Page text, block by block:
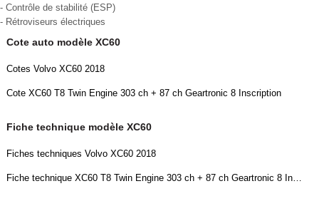
- Contrôle de stabilité (ESP)
- Rétroviseurs électriques
Cote auto modèle XC60
Cotes Volvo XC60 2018
Cote XC60 T8 Twin Engine 303 ch + 87 ch Geartronic 8 Inscription
Fiche technique modèle XC60
Fiches techniques Volvo XC60 2018
Fiche technique XC60 T8 Twin Engine 303 ch + 87 ch Geartronic 8 Inscription